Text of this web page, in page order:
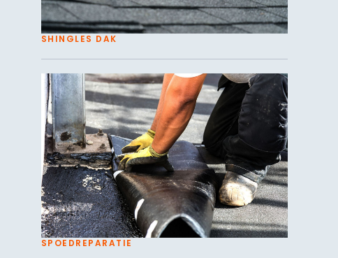
SHINGLES DAK
SPOEDREPARATIE